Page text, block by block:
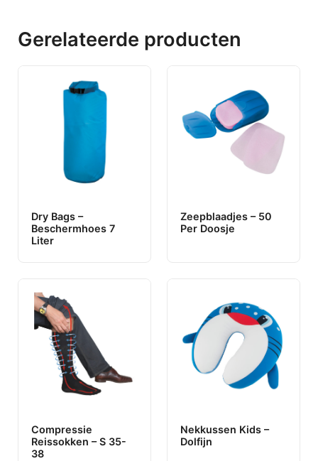
Gerelateerde producten
Dry Bags –
Beschermhoes 7
Liter
Zeepblaadjes – 50
Per Doosje
Compressie
Reissokken – S 35-
38
Nekkussen Kids –
Dolfijn